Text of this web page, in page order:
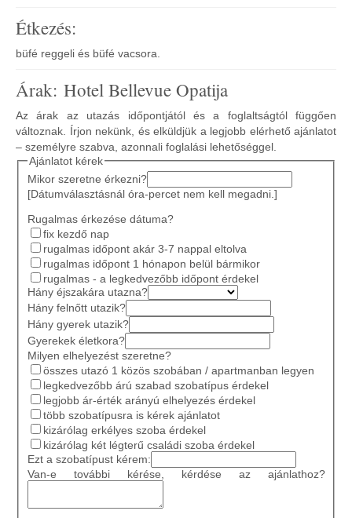
Étkezés:
büfé reggeli és büfé vacsora.
Árak: Hotel Bellevue Opatija
Az árak az utazás időpontjától és a foglaltságtól függően
változnak. Írjon nekünk, és elküldjük a legjobb elérhető ajánlatot
– személyre szabva, azonnali foglalási lehetőséggel.
Ajánlatot kérek
Mikor szeretne érkezni?
[Dátumválasztásnál óra-percet nem kell megadni.]
Rugalmas érkezése dátuma?
fix kezdő nap
rugalmas időpont akár 3-7 nappal eltolva
rugalmas időpont 1 hónapon belül bármikor
rugalmas - a legkedvezőbb időpont érdekel
Hány éjszakára utazna?
Hány felnőtt utazik?
Hány gyerek utazik?
Gyerekek életkora?
Milyen elhelyezést szeretne?
összes utazó 1 közös szobában / apartmanban legyen
legkedvezőbb árú szabad szobatípus érdekel
legjobb ár-érték arányú elhelyezés érdekel
több szobatípusra is kérek ajánlatot
kizárólag erkélyes szoba érdekel
kizárólag két légterű családi szoba érdekel
Ezt a szobatípust kérem:
Van-e további kérése, kérdése az ajánlathoz?